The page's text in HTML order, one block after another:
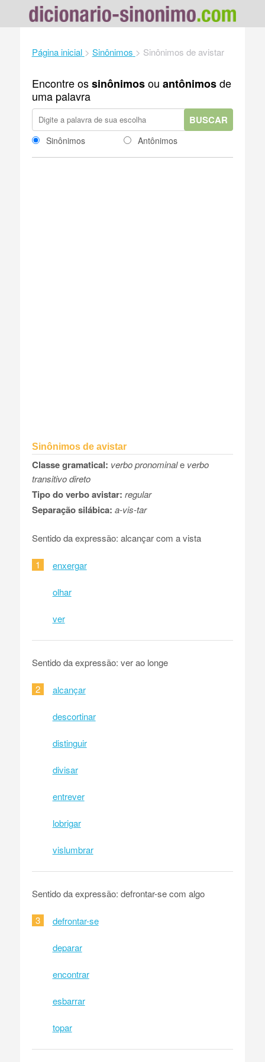
Página inicial > Sinônimos > Sinônimos de avistar
Encontre ossinônimosou antônimosde
uma palavra
BUSCAR
Sinônimos Antônimos
Sinônimos de avistar
Classe gramatical: verbo pronominale verbo
transitivo direto
Tipo do verbo avistar: regular
Separação silábica: a-vis-tar
Sentido da expressão: alcançar com a vista
1 enxergar
olhar
ver
Sentido da expressão: ver ao longe
2 alcançar
descortinar
distinguir
divisar
entrever
lobrigar
vislumbrar
Sentido da expressão: defrontar-se com algo
3 defrontar-se
deparar
encontrar
esbarrar
topar